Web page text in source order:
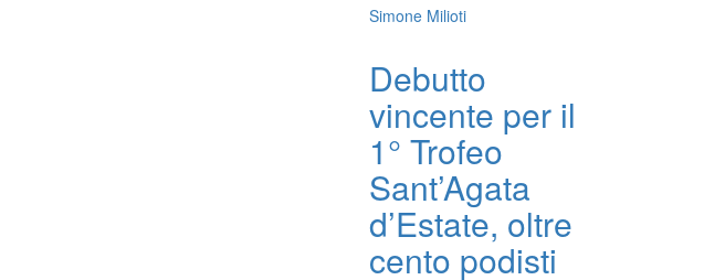
Simone Milioti
Debutto
vincente per il
1° Trofeo
Sant’Agata
d’Estate, oltre
cento podisti